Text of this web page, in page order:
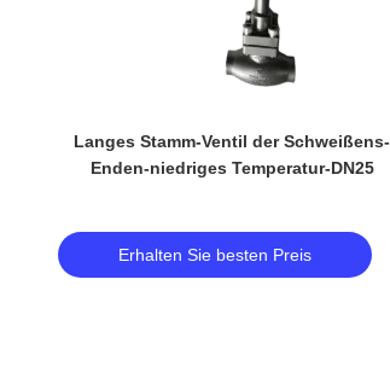
Langes Stamm-Ventil der Schweißens-
Enden-niedriges Temperatur-DN25
Erhalten Sie besten Preis